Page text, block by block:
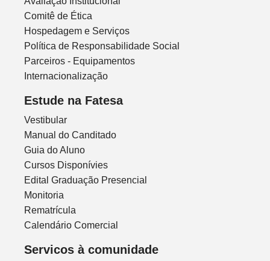
Comitê de Ética
Hospedagem e Serviços
Política de Responsabilidade Social
Parceiros - Equipamentos
Internacionalização
Estude na Fatesa
Vestibular
Manual do Canditado
Guia do Aluno
Cursos Disponívies
Edital Graduação Presencial
Monitoria
Rematrícula
Calendário Comercial
Servicos à comunidade